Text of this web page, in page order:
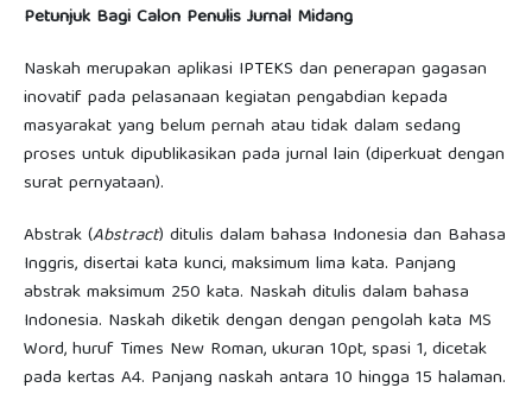
Petunjuk Bagi Calon Penulis Jurnal Midang
Naskah merupakan aplikasi IPTEKS dan penerapan gagasan
inovatif pada pelasanaan kegiatan pengabdian kepada
masyarakat yang belum pernah atau tidak dalam sedang
proses untuk dipublikasikan pada jurnal lain (diperkuat dengan
surat pernyataan).
Abstrak (Abstract) ditulis dalam bahasa Indonesia dan Bahasa
Inggris, disertai kata kunci, maksimum lima kata. Panjang
abstrak maksimum 250 kata. Naskah ditulis dalam bahasa
Indonesia. Naskah diketik dengan dengan pengolah kata MS
Word, huruf Times New Roman, ukuran 10pt, spasi 1, dicetak
pada kertas A4. Panjang naskah antara 10 hingga 15 halaman.